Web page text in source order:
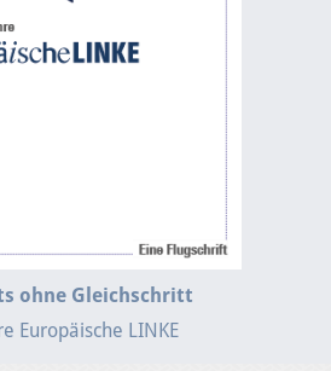
ohne Gleichschritt
Europäische LINKE